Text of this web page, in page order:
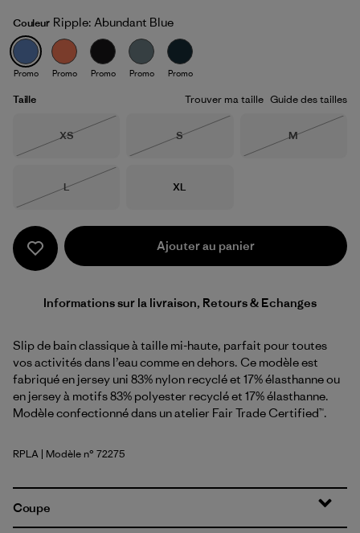
Ripple: Abundant Blue
Couleur Ripple: Abundant Blue
Promo Promo Promo Promo Promo
Taille Trouver ma taille Guide des tailles
Taille
XS
Taille
S
Taille
M
Taille
L
Taille
XL
Ajouter au panier
Informations sur la livraison, Retours & Echanges
Slip de bain classique à taille mi-haute, parfait pour toutes
vos activités dans l’eau comme en dehors. Ce modèle est
fabriqué en jersey uni 83% nylon recyclé et 17% élasthanne ou
en jersey à motifs 83% polyester recyclé et 17% élasthanne.
Modèle confectionné dans un atelier Fair Trade Certified™.
Ripple: Abundant Blue
RPLA | Modèle n° 72275
Coupe